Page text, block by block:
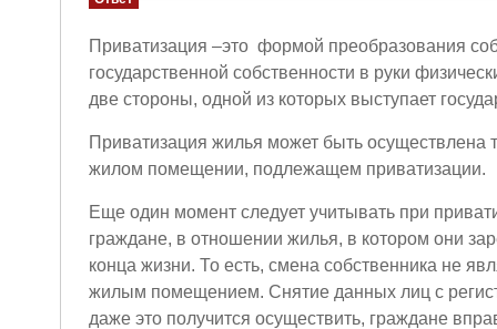
Приватизация –это формой преобразования
государственной собственности в руки
две стороны, одной из которых выступает
Приватизация жилья может быть
жилом помещении, подлежащем приватизации.
Еще один момент следует учитывать при
граждане, в отношении жилья, в котором они
конца жизни. То есть, смена собственника не
жилым помещением. Снятие данных лиц с
даже это получится осуществить, граждане